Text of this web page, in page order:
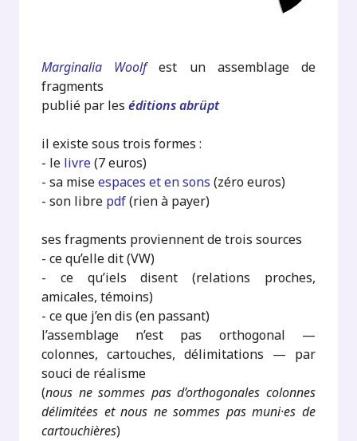
Marginalia Woolfest un assemblage de
fragments
publié par leséditions abrüpt
il existe sous trois formes :
- le livre(7 euros)
- sa miseespaces et en sons (zéro euros)
- son libre pdf(rien à payer)
ses fragments proviennent de trois sources
- ce qu’elle dit (VW)
- ce qu’iels disent (relations proches,
amicales, témoins)
- ce que j’en dis (en passant)
l’assemblage n’est pas orthogonal —
colonnes, cartouches, délimitations — par
souci de réalisme
(nous ne sommes pas d’orthogonales colonnes
délimitées et nous ne sommes pas muni·es de
cartouchières)